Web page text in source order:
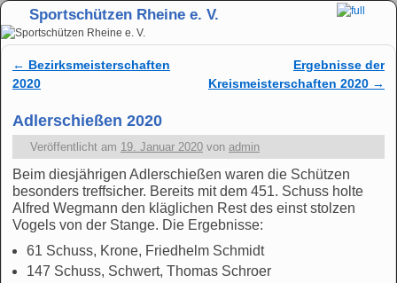
Sportschützen Rheine e. V.
Zum Inhalt wechseln
Zum sekundären Inhalt wechseln
Artikelnavigation
← Bezirksmeisterschaften
2020
Ergebnisse der
Kreismeisterschaften 2020 →
Adlerschießen 2020
Veröffentlicht am 19. Januar 2020 von admin
Beim diesjährigen Adlerschießen waren die Schützen
besonders treffsicher. Bereits mit dem 451. Schuss holte
Alfred Wegmann den kläglichen Rest des einst stolzen
Vogels von der Stange. Die Ergebnisse:
61 Schuss, Krone, Friedhelm Schmidt
147 Schuss, Schwert, Thomas Schroer